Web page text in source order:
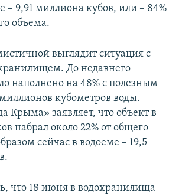
– 9,91 миллиона кубов, или – 84%
объема.
выглядит ситуация с
До недавнего
наполнено на 48% с полезным
кубометров воды.
Крыма» заявляет, что объект в
набрал около 22% от общего
сейчас в водоеме – 19,5
что 18 июня в водохранилища